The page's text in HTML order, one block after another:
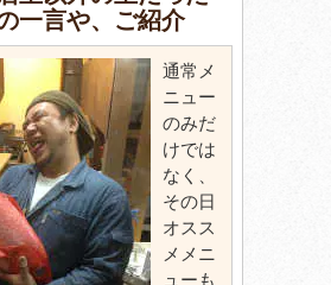
一言や、ご紹介
通常メ
ニュー
のみだ
けでは
なく、
その日
オスス
メメニ
ューも